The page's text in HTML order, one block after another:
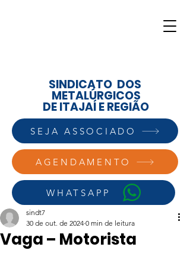
AGENDAMENTO
WHATSAPP
SINDICATO DOS
METALÚRGICOS
DE ITAJAÍ E REGIÃO
SEJA ASSOCIADO
Vaga – Motorista
sindt7
30 de out. de 2024 0 min de leitura